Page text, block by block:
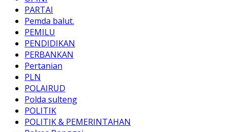
PARTAI
Pemda balut.
PEMILU
PENDIDIKAN
PERBANKAN
Pertanian
PLN
POLAIRUD
Polda sulteng
POLITIK
POLITIK & PEMERINTAHAN